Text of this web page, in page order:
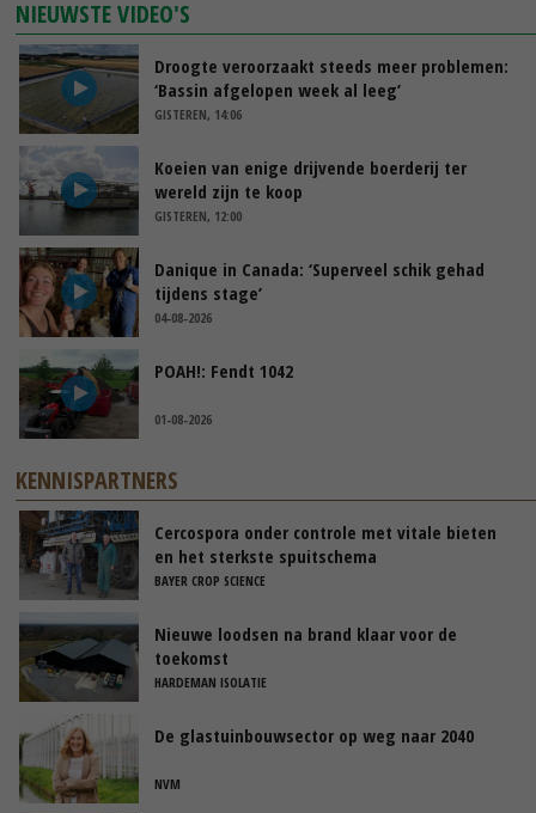
NIEUWSTE VIDEO'S
Droogte veroorzaakt steeds meer problemen:
‘Bassin afgelopen week al leeg’
GISTEREN, 14:06
Koeien van enige drijvende boerderij ter
wereld zijn te koop
GISTEREN, 12:00
Danique in Canada: ‘Superveel schik gehad
tijdens stage’
04-08-2026
POAH!: Fendt 1042
01-08-2026
KENNISPARTNERS
Cercospora onder controle met vitale bieten
en het sterkste spuitschema
BAYER CROP SCIENCE
Nieuwe loodsen na brand klaar voor de
toekomst
HARDEMAN ISOLATIE
De glastuinbouwsector op weg naar 2040
NVM